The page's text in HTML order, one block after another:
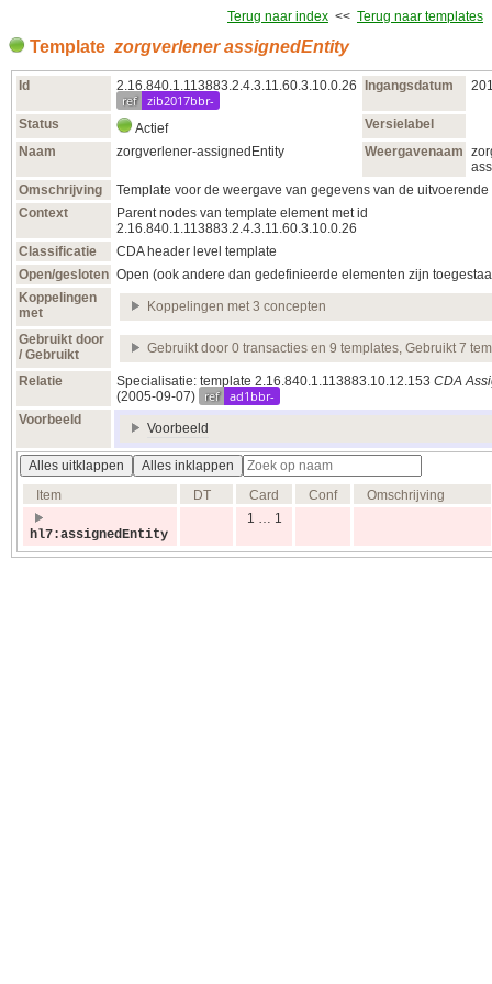
Terug naar index << Terug naar templates
Template zorgverlener assignedEntity
Id 2.16.840.1.113883.2.4.3.11.60.3.10.0.26
ref zib2017bbr-
Ingangsdatum
Status Actief
Versielabel
Naam
zorgverlener-assignedEntity Weergavenaam
Omschrijving
Template voor de weergave van gegevens van de uitvoerende
Context
Parent nodes van template element met id
2.16.840.1.113883.2.4.3.11.60.3.10.0.26
Classificatie
CDA header level template
Open/gesloten Open (ook andere dan gedefinieerde elementen zijn
Koppelingen
met
Koppelingen met 3 concepten
Gebruikt door
/ Gebruikt
Gebruikt door 0 transacties en 9 templates, Gebruikt 7
Relatie Specialisatie: template 2.16.840.1.113883.10.12.153 CDA
(2005‑09‑07)
ref ad1bbr-
Voorbeeld
Voorbeeld
Alles uitklappen
Alles inklappen
Item
DT Card Conf Omschrijving
hl7:assignedEntity
1 … 1